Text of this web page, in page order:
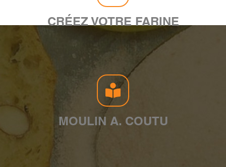
CRÉEZ VOTRE FARINE
MOULIN A. COUTU